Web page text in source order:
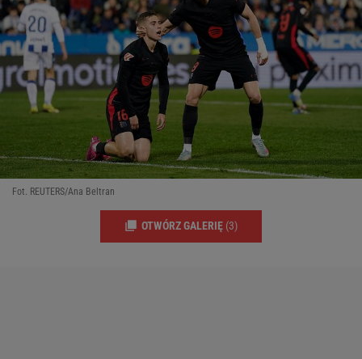
Fot. REUTERS/Ana Beltran
OTWÓRZ GALERIĘ (3)